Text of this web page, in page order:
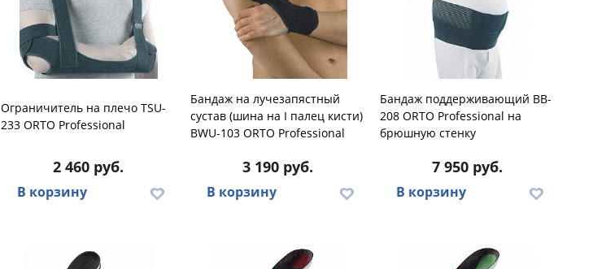
Ограничитель на плечо TSU-
233 ORTO Professional
2 460 руб.
В корзину
Бандаж на лучезапястный
сустав (шина на I палец кисти)
BWU-103 ORTO Professional
3 190 руб.
В корзину
Бандаж поддерживающий BB-
208 ORTO Professional на
брюшную стенку
7 950 руб.
В корзину